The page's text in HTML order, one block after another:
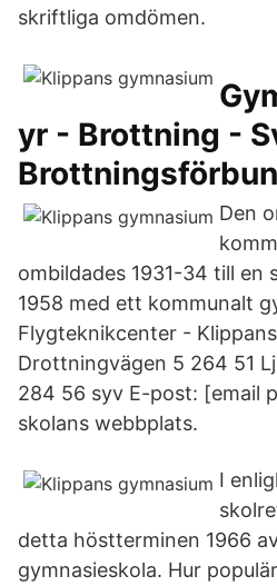
skriftliga omdömen.
yr - Brottning -
Den
ombildades 1931-34 till en
1958 med ett kommunalt
Flygteknikcenter -
Drottningvägen 5 264 51
284 56 syv E-post: [email
skolans webbplats.
I
detta höstterminen 1966
gymnasieskola. Hur